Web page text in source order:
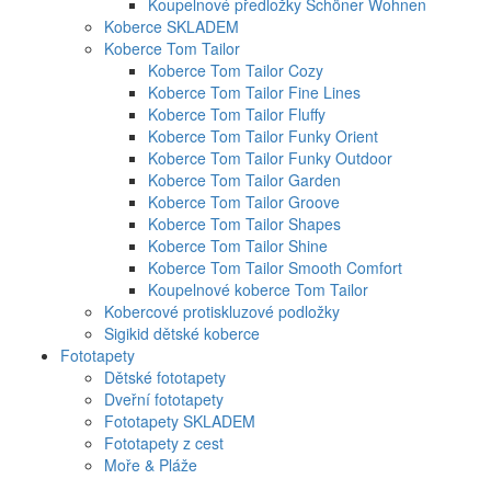
Koupelnové předložky Schöner Wohnen
Koberce SKLADEM
Koberce Tom Tailor
Koberce Tom Tailor Cozy
Koberce Tom Tailor Fine Lines
Koberce Tom Tailor Fluffy
Koberce Tom Tailor Funky Orient
Koberce Tom Tailor Funky Outdoor
Koberce Tom Tailor Garden
Koberce Tom Tailor Groove
Koberce Tom Tailor Shapes
Koberce Tom Tailor Shine
Koberce Tom Tailor Smooth Comfort
Koupelnové koberce Tom Tailor
Kobercové protiskluzové podložky
Sigikid dětské koberce
Fototapety
Dětské fototapety
Dveřní fototapety
Fototapety SKLADEM
Fototapety z cest
Moře & Pláže